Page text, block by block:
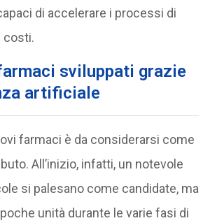
di accelerare i processi di
costi.
sviluppati grazie
artificiale
farmaci è da considerarsi come
All’inizio, infatti, un notevole
si palesano come candidate, ma
unità durante le varie fasi di